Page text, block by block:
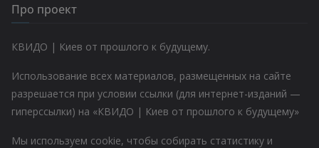
Про проект
КВИДО | Киев от прошлого к будущему.
Использование всех материалов, размещенных на сайте
разрешается при условии ссылки (для интернет-изданий —
гиперссылки) на «КВИДО | Киев от прошлого к будущему»
Мы используем cookie, чтобы собирать статистику и